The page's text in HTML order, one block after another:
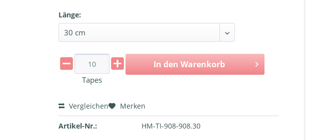
Länge:
Tapes
In den Warenkorb
Vergleichen Merken
Artikel-Nr.: HM-TI-908-908.30